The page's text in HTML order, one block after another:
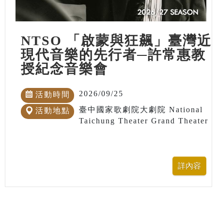
NTSO 「啟蒙與狂飆」臺灣近
現代音樂的先行者─許常惠教
授紀念音樂會
活動時間 2026/09/25
活動地點
臺中國家歌劇院大劇院 National
Taichung Theater Grand Theater